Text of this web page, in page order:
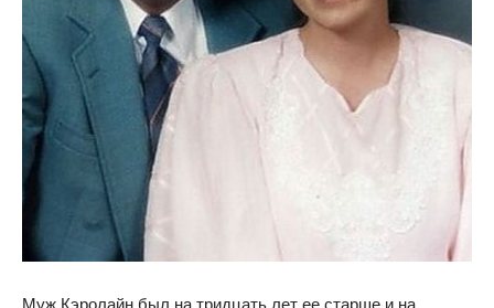
Муж Кэролайн был на тридцать лет ее старше и на